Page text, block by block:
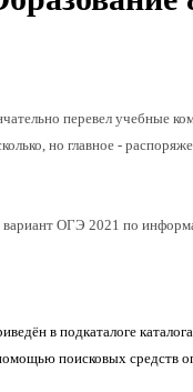
перевел учебные
но главное -
ОГЭ 2021 по
в подкаталоге
поисковых средств